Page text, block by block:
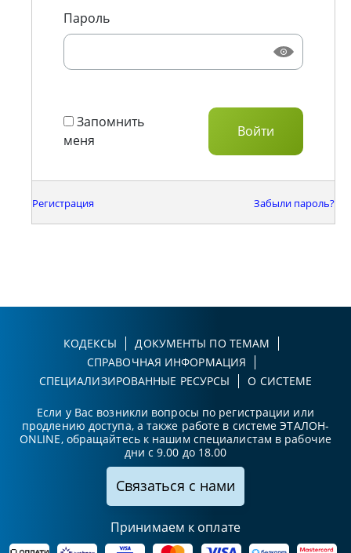
Пароль
Запомнить
меня
Регистрация Забыли пароль?
КОДЕКСЫ
ДОКУМЕНТЫ ПО ТЕМАМ
СПРАВОЧНАЯ ИНФОРМАЦИЯ
СПЕЦИАЛИЗИРОВАННЫЕ РЕСУРСЫ
О СИСТЕМЕ
Если у Вас возникли вопросы по регистрации или
продлению доступа, а также работе в системе ЭТАЛОН-
ONLINE, обращайтесь к нашим специалистам в рабочие
дни с 9.00 до 18.00
Связаться с нами
Принимаем к оплате